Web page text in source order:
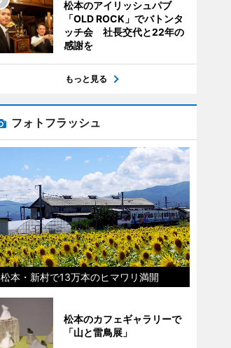
松本のアイリッシュパブ
「OLD ROCK」でバトンタ
ッチ会 社長交代と22年の
感謝を
もっと見る
フォトフラッシュ
松本・新村で13万本のヒマワリ満開
松本のカフェギャラリーで
「山と雷鳥展」